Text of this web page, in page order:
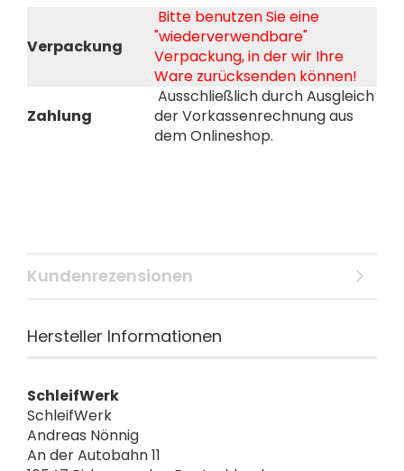
Verpackung
Bitte benutzen Sie eine
"wiederverwendbare"
Verpackung, in der wir Ihre
Ware zurücksenden können!
Zahlung
Ausschließlich durch Ausgleich
der Vorkassenrechnung aus
dem Onlineshop.
Kundenrezensionen
Hersteller Informationen
SchleifWerk
SchleifWerk
Andreas Nönnig
An der Autobahn 11